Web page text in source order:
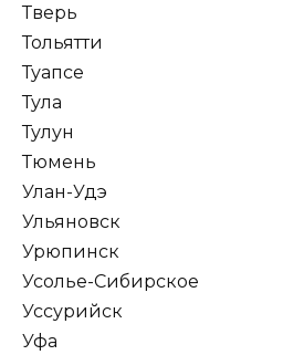
Тверь
Тольятти
Туапсе
Тула
Тулун
Тюмень
Улан-Удэ
Ульяновск
Урюпинск
Усолье-Сибирское
Уссурийск
Уфа